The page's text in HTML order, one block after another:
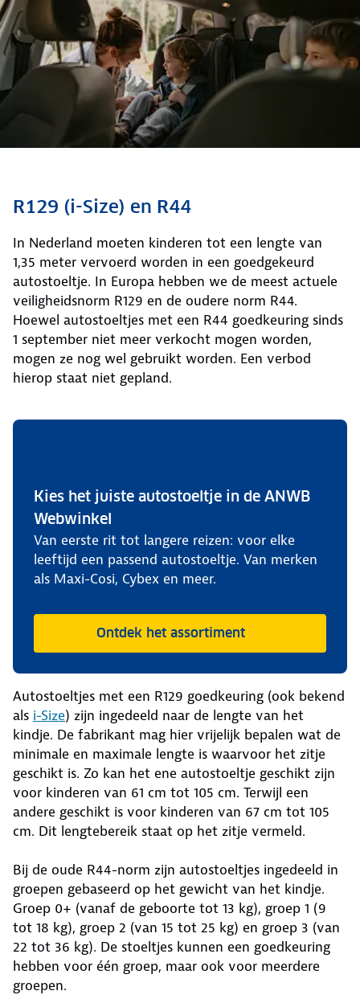
R129 (i-Size) en R44
In Nederland moeten kinderen tot een lengte van
1,35 meter vervoerd worden in een goedgekeurd
autostoeltje. In Europa hebben we de meest actuele
veiligheidsnorm R129 en de oudere norm R44.
Hoewel autostoeltjes met een R44 goedkeuring sinds
1 september niet meer verkocht mogen worden,
mogen ze nog wel gebruikt worden. Een verbod
hierop staat niet gepland.
Kies het juiste autostoeltje in de ANWB
Webwinkel
Van eerste rit tot langere reizen: voor elke
leeftijd een passend autostoeltje. Van merken
als Maxi-Cosi, Cybex en meer.
Ontdek het assortiment
Autostoeltjes met een R129 goedkeuring (ook bekend
als i-Size) zijn ingedeeld naar de lengte van het
kindje. De fabrikant mag hier vrijelijk bepalen wat de
minimale en maximale lengte is waarvoor het zitje
geschikt is. Zo kan het ene autostoeltje geschikt zijn
voor kinderen van 61 cm tot 105 cm. Terwijl een
andere geschikt is voor kinderen van 67 cm tot 105
cm. Dit lengtebereik staat op het zitje vermeld.
Bij de oude R44-norm zijn autostoeltjes ingedeeld in
groepen gebaseerd op het gewicht van het kindje.
Groep 0+ (vanaf de geboorte tot 13 kg), groep 1 (9
tot 18 kg), groep 2 (van 15 tot 25 kg) en groep 3 (van
22 tot 36 kg). De stoeltjes kunnen een goedkeuring
hebben voor één groep, maar ook voor meerdere
groepen.